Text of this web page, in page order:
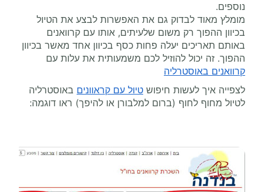
נוספים.
מומלץ מאוד לבדוק גם את האפשרות לבצע את הטיול
בכיוון ההפוך רק משום שלעיתים, אותו עם קרוואנים
באותם תאריכים יעלה פחות כסף בכיוון אחד מאשר בכיוון
ההפוך. זה יכול להוזיל לכם משמעותית את עלות עם
קרוואנים באוסטרליה
לצפייה איך לעשות חיפוש טיול עם קראוונים באוסטרליה
לטיול מחוף לחוף (ברום למלבורן או להיפך) ראו דוגמה: